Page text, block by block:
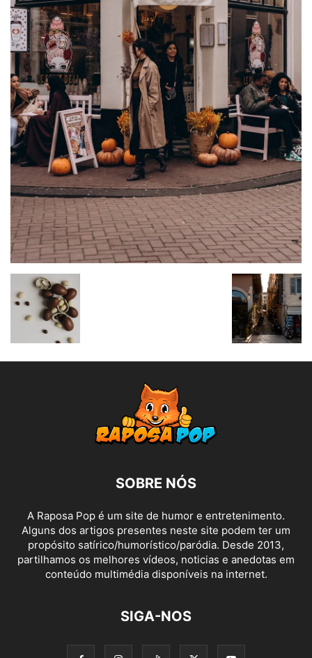
SOBRE NÓS
A Raposa Pop é um site de humor e entretenimento.
Alguns dos artigos presentes neste site podem ter um
propósito satírico/humorístico/paródia. Desde 2013,
partilhamos os melhores vídeos, noticias e anedotas em
conteúdo multimédia disponíveis na internet.
SIGA-NOS